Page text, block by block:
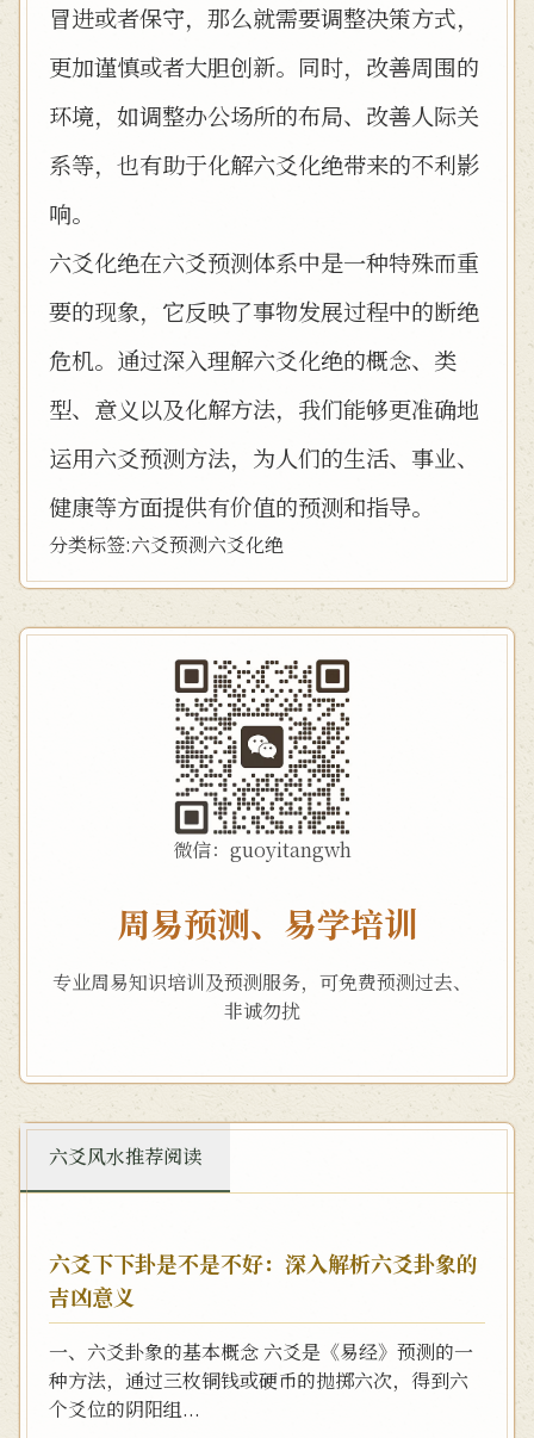
冒进或者保守，那么就需要调整决策方式，
更加谨慎或者大胆创新。同时，改善周围的
环境，如调整办公场所的布局、改善人际关
系等，也有助于化解六爻化绝带来的不利影
响。
六爻化绝在六爻预测体系中是一种特殊而重
要的现象，它反映了事物发展过程中的断绝
危机。通过深入理解六爻化绝的概念、类
型、意义以及化解方法，我们能够更准确地
运用六爻预测方法，为人们的生活、事业、
健康等方面提供有价值的预测和指导。
分类标签:六爻预测六爻化绝
微信：guoyitangwh
周易预测、易学培训
专业周易知识培训及预测服务，可免费预测过去、
非诚勿扰
六爻风水推荐阅读
六爻下下卦是不是不好：深入解析六爻卦象的
吉凶意义
一、六爻卦象的基本概念 六爻是《易经》预测的一
种方法，通过三枚铜钱或硬币的抛掷六次，得到六
个爻位的阴阳组...